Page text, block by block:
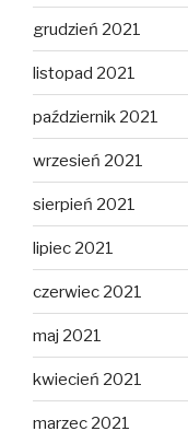
grudzień 2021
listopad 2021
październik 2021
wrzesień 2021
sierpień 2021
lipiec 2021
czerwiec 2021
maj 2021
kwiecień 2021
marzec 2021